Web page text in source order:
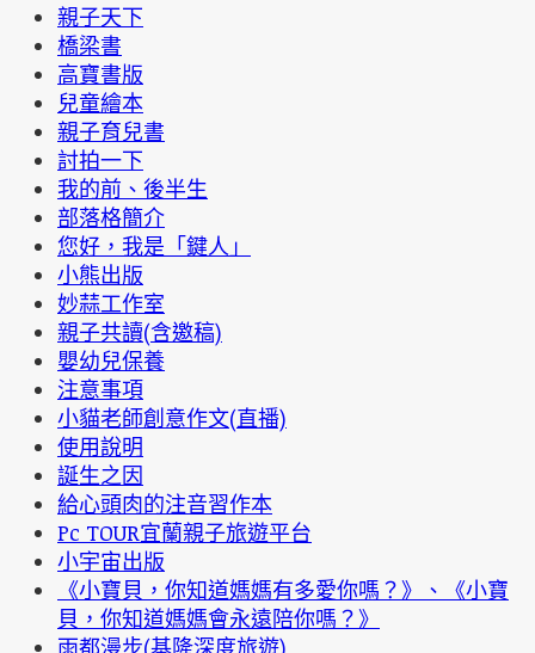
親子天下
橋梁書
高寶書版
兒童繪本
親子育兒書
討拍一下
我的前、後半生
部落格簡介
您好，我是「鍵人」
小熊出版
妙蒜工作室
親子共讀(含邀稿)
嬰幼兒保養
注意事項
小貓老師創意作文(直播)
使用說明
誕生之因
給心頭肉的注音習作本
Pc TOUR宜蘭親子旅遊平台
小宇宙出版
《小寶貝，你知道媽媽有多愛你嗎？》、《小寶
貝，你知道媽媽會永遠陪你嗎？》
雨都漫步(基隆深度旅遊)